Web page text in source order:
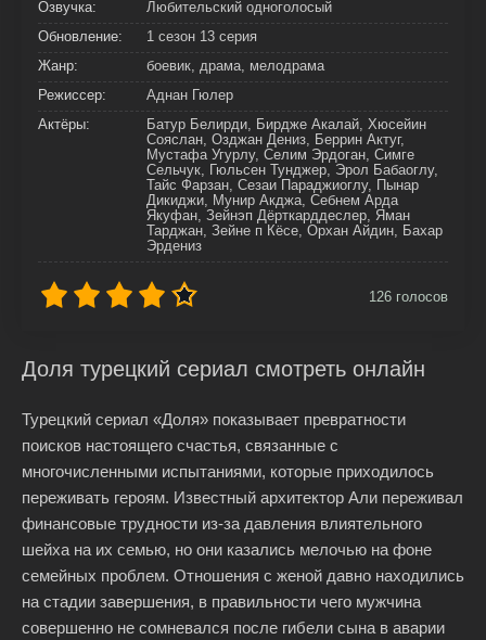
Озвучка:
Любительский одноголосый
Обновление:
1 сезон 13 серия
Жанр:
боевик, драма, мелодрама
Режиссер:
Аднан Гюлер
Актёры:
Батур Белирди, Бирдже Акалай, Хюсейин
Сояслан, Озджан Дениз, Беррин Актуг,
Мустафа Угурлу, Селим Эрдоган, Симге
Сельчук, Гюльсен Тунджер, Эрол Бабаоглу,
Тайс Фарзан, Сезаи Параджиоглу, Пынар
Дикиджи, Мунир Акджа, Себнем Арда
Якуфан, Зейнэп Дёрткарддеслер, Яман
Тарджан, Зейне п Кёсе, Орхан Айдин, Бахар
Эрдениз
126 голосов
Доля турецкий сериал смотреть онлайн
Турецкий сериал «Доля» показывает превратности
поисков настоящего счастья, связанные с
многочисленными испытаниями, которые приходилось
переживать героям. Известный архитектор Али переживал
финансовые трудности из-за давления влиятельного
шейха на их семью, но они казались мелочью на фоне
семейных проблем. Отношения с женой давно находились
на стадии завершения, в правильности чего мужчина
совершенно не сомневался после гибели сына в аварии